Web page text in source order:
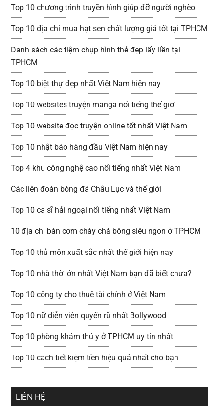
Top 10 chương trình truyền hình giúp đỡ người nghèo
Top 10 địa chỉ mua hạt sen chất lượng giá tốt tại TPHCM
Danh sách các tiệm chụp hình thẻ đẹp lấy liền tại
TPHCM
Top 10 biệt thự đẹp nhất Việt Nam hiện nay
Top 10 websites truyện manga nổi tiếng thế giới
Top 10 website đọc truyện online tốt nhất Việt Nam
Top 10 nhật báo hàng đầu Việt Nam hiện nay
Top 4 khu công nghệ cao nổi tiếng nhất Việt Nam
Các liên đoàn bóng đá Châu Lục và thế giới
Top 10 ca sĩ hải ngoại nổi tiếng nhất Việt Nam
10 địa chỉ bán cơm cháy chà bông siêu ngon ở TPHCM
Top 10 thủ môn xuất sắc nhất thế giới hiện nay
Top 10 nhà thờ lớn nhất Việt Nam bạn đã biết chưa?
Top 10 công ty cho thuê tài chính ở Việt Nam
Top 10 nữ diễn viên quyến rũ nhất Bollywood
Top 10 phòng khám thú y ở TPHCM uy tín nhất
Top 10 cách tiết kiệm tiền hiệu quả nhất cho bạn
LIÊN HỆ